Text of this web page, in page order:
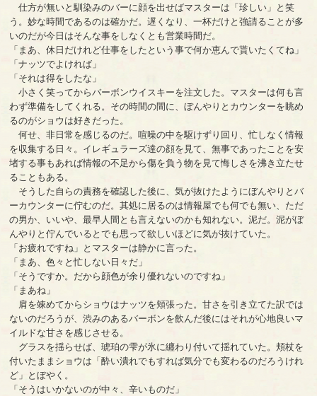
仕方が無いと馴染みのバーに顔を出せばマスターは「珍しい」と笑
う。妙な時間であるのは確かだ。遅くなり、一杯だけと強請ることが多
いのだが今日はそんな事をしなくとも営業時間だ。
「まあ、休日だけれど仕事をしたという事で何か恵んで貰いたくてね」
「ナッツでよければ」
「それは得をしたな」
小さく笑ってからバーボンウイスキーを注文した。マスターは何も言
わず準備をしてくれる。その時間の間に、ぼんやりとカウンターを眺め
るのがショウは好きだった。
何せ、非日常を感じるのだ。喧噪の中を駆けずり回り、忙しなく情報
を収集する日々。イレギュラーズ達の顔を見て、無事であったことを安
堵する事もあれば情報の不足から傷を負う物を見て悔しさを沸き立たせ
ることもある。
そうした自らの責務を確認した後に、気が抜けたようにぼんやりとバ
ーカウンターに佇むのだ。其処に居るのは情報屋でも何でも無い、ただ
の男か、いいや、最早人間とも言えないのかも知れない。泥だ。泥がぼ
んやりと佇んでいるとでも思って欲しいほどに気が抜けていた。
「お疲れですね」とマスターは静かに言った。
「まあ、色々と忙しない日々だ」
「そうですか。だから顔色が余り優れないのですね」
「まあね」
肩を竦めてからショウはナッツを頬張った。甘さを引き立てた訳では
ないのだろうが、渋みのあるバーボンを飲んだ後にはそれが心地良いマ
イルドな甘さを感じさせる。
グラスを揺らせば、琥珀の雫が氷に纏わり付いて揺れていた。頬杖を
付いたままショウは「酔い潰れでもすれば気分でも変わるのだろうけれ
ど」とぼやく。
「そうはいかないのが中々、辛いものだ」